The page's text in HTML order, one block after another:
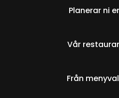
Planerar ni
Vår
Från